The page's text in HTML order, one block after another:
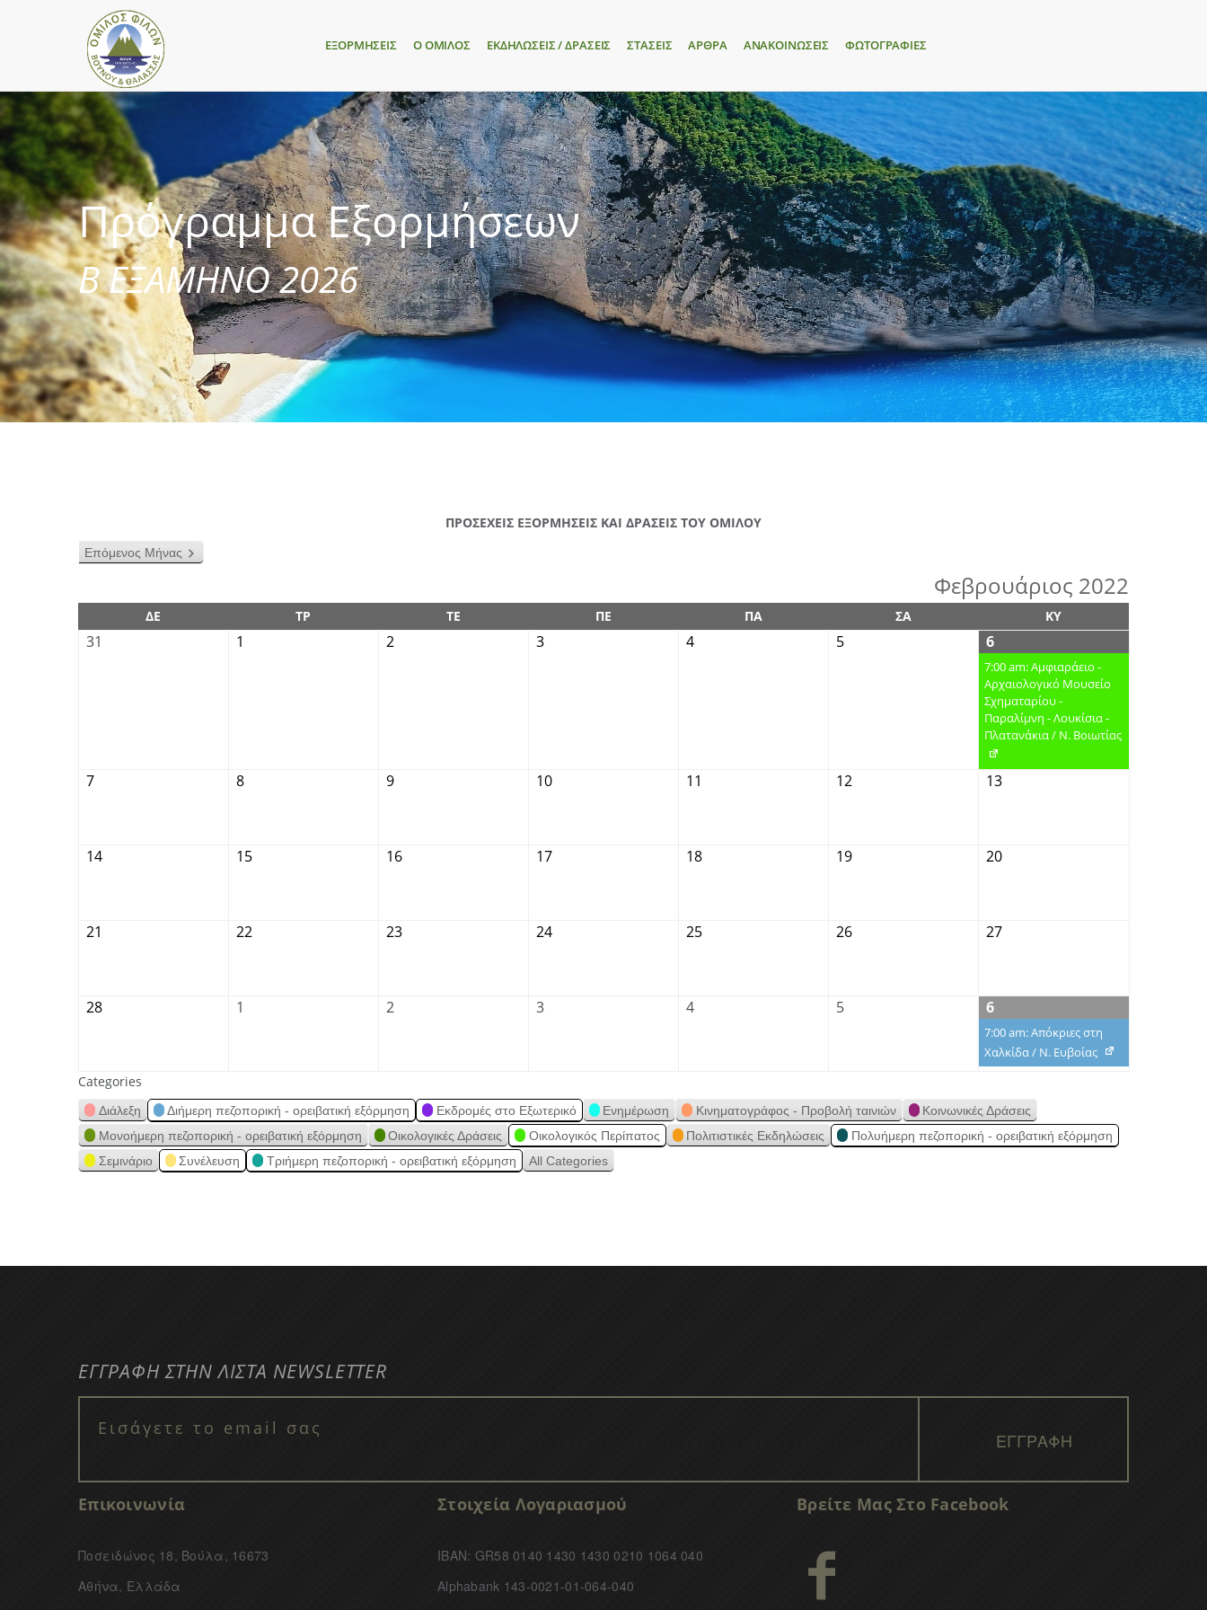
ΕΞΟΡΜΗΣΕΙΣ Ο ΟΜΙΛΟΣ ΕΚΔΗΛΩΣΕΙΣ / ΔΡΑΣΕΙΣ ΣΤΑΣΕΙΣ ΑΡΘΡΑ ΑΝΑΚΟΙΝΩΣΕΙΣ ΦΩΤΟΓΡΑΦΙΕΣ
Πρόγραμμα Εξορμήσεων
Β ΕΞΑΜΗΝΟ 2026
ΠΡΟΣΕΧΕΙΣ ΕΞΟΡΜΗΣΕΙΣ ΚΑΙ ΔΡΑΣΕΙΣ ΤΟΥ ΟΜΙΛΟΥ
Επόμενος Μήνας
Φεβρουάριος 2022
ΔΕ ΤΡ ΤΕ ΠΕ ΠΑ ΣΑ ΚΥ
31 1 2 3 4 5 6
7:00 am: Αμφιαράειο -
Αρχαιολογικό Μουσείο
Σχηματαρίου -
Παραλίμνη - Λουκίσια -
Πλατανάκια / Ν. Βοιωτίας
7 8 9 10 11 12 13
14 15 16 17 18 19 20
21 22 23 24 25 26 27
28 1 2 3 4 5 6
7:00 am: Απόκριες στη
Χαλκίδα / Ν. Ευβοίας
Categories
Διάλεξη Διήμερη πεζοπορική - ορειβατική εξόρμηση Εκδρομές στο Εξωτερικό Ενημέρωση Κινηματογράφος - Προβολή ταινιών
Κοινωνικές Δράσεις
Μονοήμερη πεζοπορική - ορειβατική εξόρμηση
Οικολογικές Δράσεις Οικολογικός Περίπατος Πολιτιστικές Εκδηλώσεις
Πολυήμερη πεζοπορική - ορειβατική εξόρμηση
Σεμινάριο
Συνέλευση Τριήμερη πεζοπορική - ορειβατική εξόρμηση All Categories
ΕΓΓΡΑΦΗ ΣΤΗΝ ΛΙΣΤΑ NEWSLETTER
Επικοινωνία
Ποσειδώνος 18, Βούλα, 16673
Αθήνα, Ελλάδα
Στοιχεία Λογαριασμού
IBAN: GR58 0140 1430 1430 0210 1064 040
Alphabank 143-0021-01-064-040
Βρείτε Μας Στο Facebook